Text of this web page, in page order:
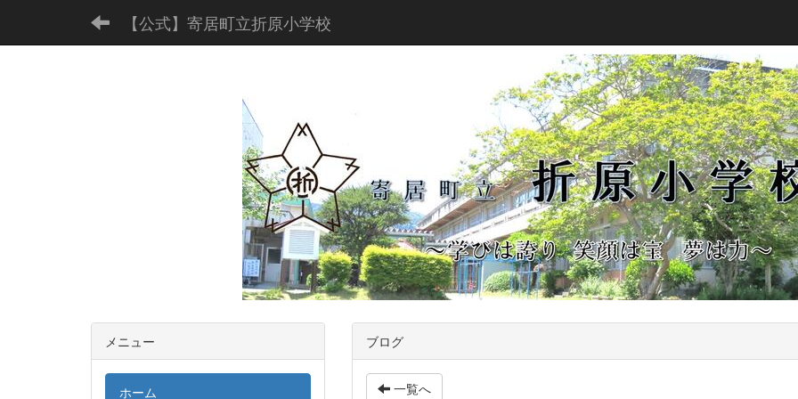
【公式】寄居町立折原小学校
ブログ
一覧へ
メニュー
ホーム